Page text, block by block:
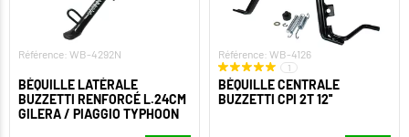
Référence: WB-4292N
BÉQUILLE LATÉRALE
BUZZETTI RENFORCÉ L.24CM
GILERA / PIAGGIO TYPHOON
Référence: WB-4126
1
BÉQUILLE CENTRALE
BUZZETTI CPI 2T 12''